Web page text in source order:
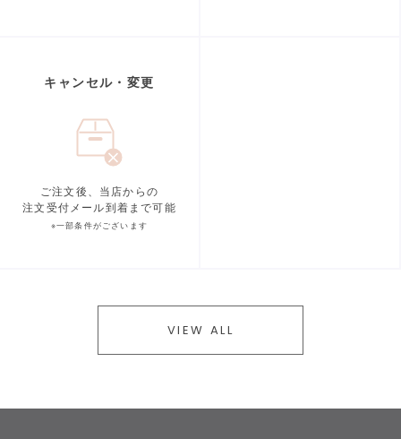
キャンセル・変更
ご注文後、当店からの
注文受付メール到着まで可能
※一部条件がございます
VIEW ALL